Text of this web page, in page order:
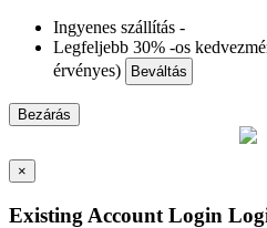
Ingyenes szállítás -
Legfeljebb 30% -os
érvényes)
Beváltás
Bezárás
×
Existing Account Login